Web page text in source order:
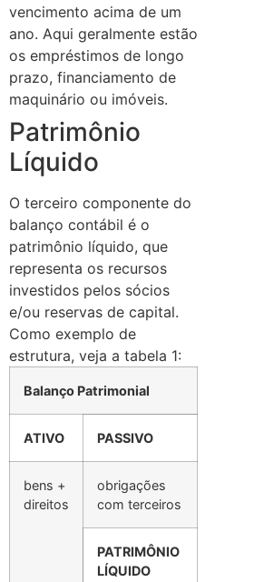
vencimento acima de um
ano. Aqui geralmente estão
os empréstimos de longo
prazo, financiamento de
maquinário ou imóveis.
Patrimônio
Líquido
O terceiro componente do
balanço contábil é o
patrimônio líquido, que
representa os recursos
investidos pelos sócios
e/ou reservas de capital.
Como exemplo de
estrutura, veja a tabela 1:
Balanço Patrimonial
ATIVO PASSIVO
bens +
direitos
obrigações
com terceiros
PATRIMÔNIO
LÍQUIDO